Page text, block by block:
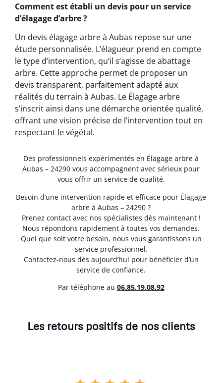
Comment est établi un devis pour un service
d’élagage d’arbre ?
Un devis élagage arbre à Aubas repose sur une
étude personnalisée. L’élagueur prend en compte
le type d’intervention, qu’il s’agisse de abattage
arbre. Cette approche permet de proposer un
devis transparent, parfaitement adapté aux
réalités du terrain à Aubas. Le Élagage arbre
s’inscrit ainsi dans une démarche orientée qualité,
offrant une vision précise de l’intervention tout en
respectant le végétal.
Des professionnels expérimentés en Élagage arbre à
Aubas – 24290 vous accompagnent avec sérieux pour
vous offrir un service de qualité.
Besoin d’une intervention rapide et efficace pour Élagage
arbre à Aubas – 24290 ?
Prenez contact avec nos spécialistes dès maintenant !
Nous répondons rapidement à toutes vos demandes.
Quel que soit votre besoin, nous vous garantissons un
service professionnel.
Contactez-nous dès aujourd’hui pour bénéficier d’un
service de confiance.
Par téléphone au 06.85.19.08.92
Les retours positifs de nos clients